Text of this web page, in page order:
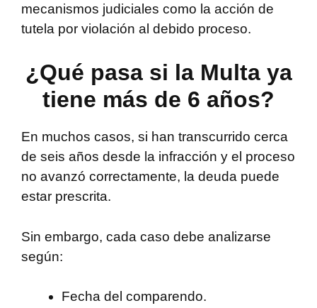
mecanismos judiciales como la acción de
tutela por violación al debido proceso.
¿Qué pasa si la Multa ya
tiene más de 6 años?
En muchos casos, si han transcurrido cerca
de seis años desde la infracción y el proceso
no avanzó correctamente, la deuda puede
estar prescrita.
Sin embargo, cada caso debe analizarse
según:
Fecha del comparendo.